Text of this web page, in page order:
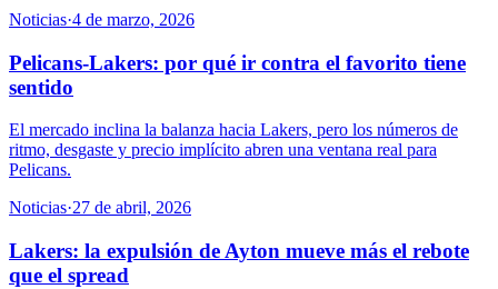
Noticias·4 de marzo, 2026
Pelicans-Lakers: por qué ir contra el favorito tiene
sentido
El mercado inclina la balanza hacia Lakers, pero los números de
ritmo, desgaste y precio implícito abren una ventana real para
Pelicans.
Noticias·27 de abril, 2026
Lakers: la expulsión de Ayton mueve más el rebote
que el spread